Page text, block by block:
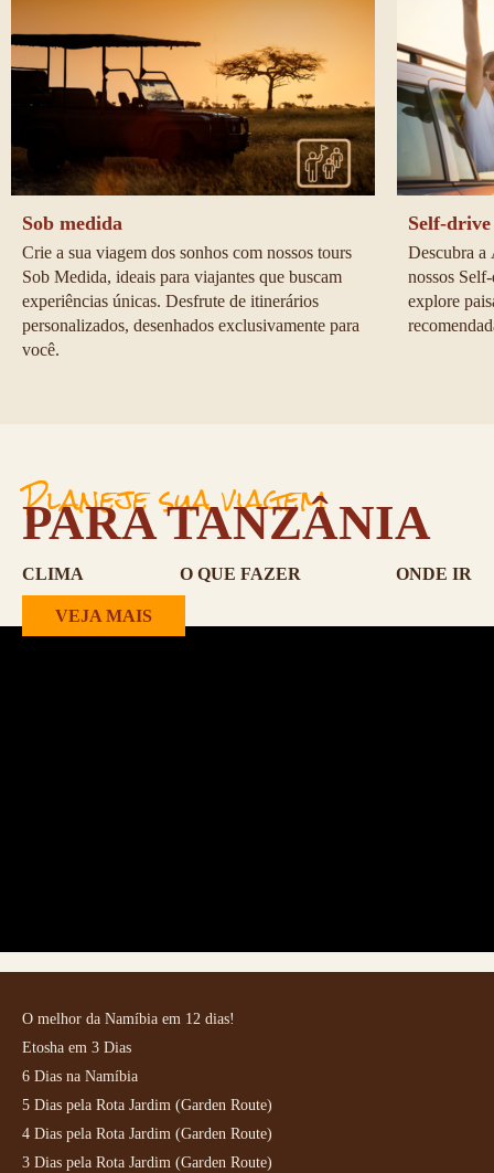
Sob medida
Crie a sua viagem dos sonhos com nossos tours
Sob Medida, ideais para viajantes que buscam
experiências únicas. Desfrute de itinerários
personalizados, desenhados exclusivamente para
você.
Self-
Descubra
nossos
explore
Planeje sua viagem
PARA TANZÂNIA
CLIMA O QUE FAZER ONDE IR
VEJA MAIS
O melhor da Namíbia em 12 dias!
Etosha em 3 Dias
6 Dias na Namíbia
5 Dias pela Rota Jardim (Garden Route)
4 Dias pela Rota Jardim (Garden Route)
3 Dias pela Rota Jardim (Garden Route)